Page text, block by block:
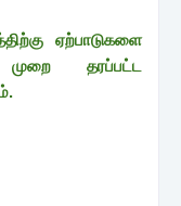
ஏற்பாடுகளை
தரப்பட்ட